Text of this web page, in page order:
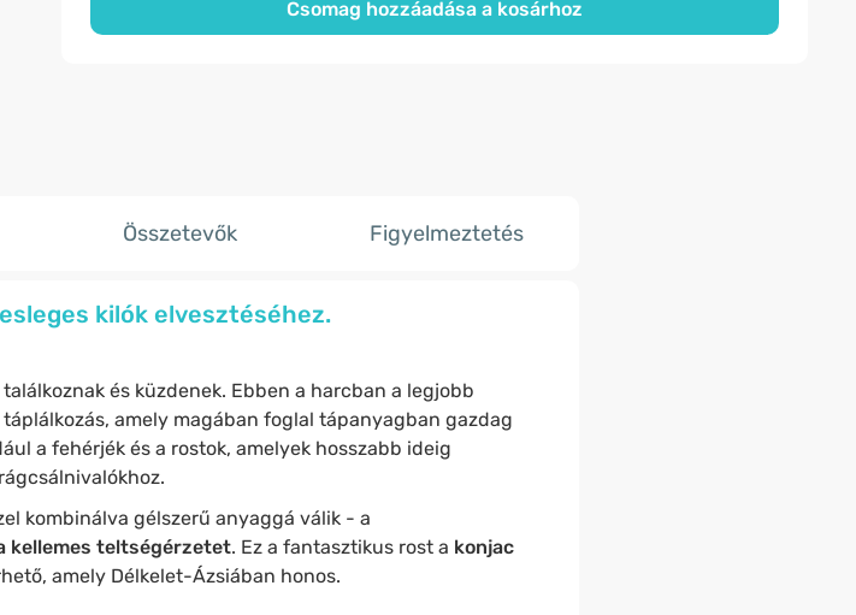
Csomag hozzáadása a kosárhoz
Összetevők Figyelmeztetés
kilók elvesztéséhez.
és küzdenek. Ebben a harcban a legjobb
amely magában foglal tápanyagban gazdag
a fehérjék és a rostok, amelyek hosszabb ideig
kombinálva gélszerű anyaggá válik - a
kellemes teltségérzetet. Ez a fantasztikus rost a konjac
amely Délkelet-Ázsiában honos.